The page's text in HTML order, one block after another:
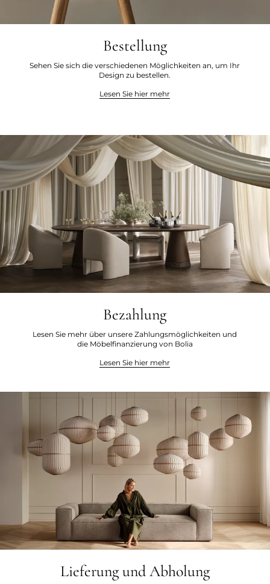
Bestellung
Sehen Sie sich die verschiedenen Möglichkeiten an, um Ihr
Design zu bestellen.
Lesen Sie hier mehr
Bezahlung
Lesen Sie mehr über unsere Zahlungsmöglichkeiten und
die Möbelfinanzierung von Bolia
Lesen Sie hier mehr
Lieferung und Abholung